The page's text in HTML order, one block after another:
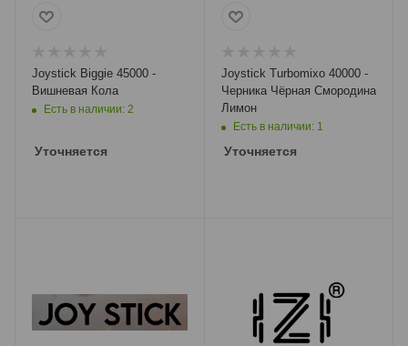
Joystick Biggie 45000 -
Вишневая Кола
Есть в наличии: 2
Уточняется
Joystick Turbomixo 40000 -
Черника Чёрная Смородина
Лимон
Есть в наличии: 1
Уточняется